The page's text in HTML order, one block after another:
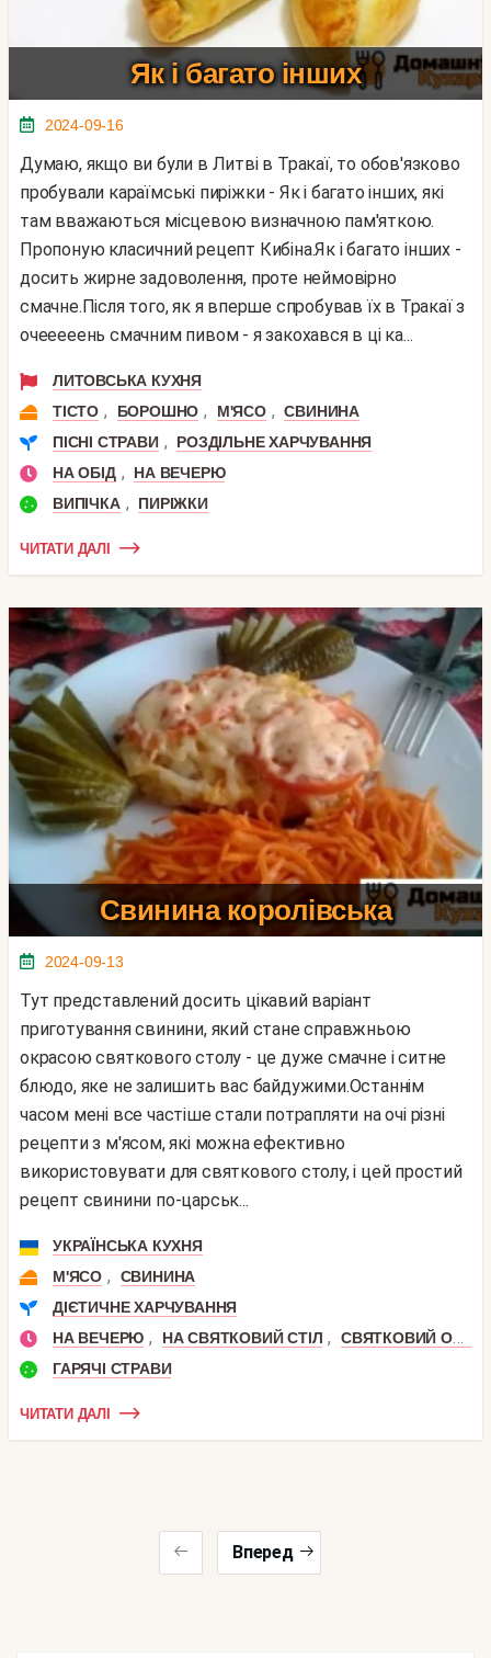
Як і багато інших
2024-09-16
Думаю, якщо ви були в Литві в Тракаї, то обов'язково
пробували караїмські пиріжки - Як і багато інших, які
там вважаються місцевою визначною пам'яткою.
Пропоную класичний рецепт Кибіна.Як і багато інших -
досить жирне задоволення, проте неймовірно
смачне.Після того, як я вперше спробував їх в Тракаї з
очееееень смачним пивом - я закохався в ці ка...
ЛИТОВСЬКА КУХНЯ
ТІСТО , БОРОШНО , М'ЯСО , СВИНИНА
ПІСНІ СТРАВИ ,
РОЗДІЛЬНЕ ХАРЧУВАННЯ
НА ОБІД ,
НА ВЕЧЕРЮ
ВИПІЧКА , ПИРІЖКИ
ЧИТАТИ ДАЛІ
Свинина королівська
2024-09-13
Тут представлений досить цікавий варіант
приготування свинини, який стане справжньою
окрасою святкового столу - це дуже смачне і ситне
блюдо, яке не залишить вас байдужими.Останнім
часом мені все частіше стали потрапляти на очі різні
рецепти з м'ясом, які можна ефективно
використовувати для святкового столу, і цей простий
рецепт свинини по-царськ...
УКРАЇНСЬКА КУХНЯ
М'ЯСО ,
СВИНИНА
ДІЄТИЧНЕ ХАРЧУВАННЯ
НА ВЕЧЕРЮ , НА СВЯТКОВИЙ СТІЛ ,
СВЯТКОВИЙ ОБІД
ГАРЯЧІ СТРАВИ
ЧИТАТИ ДАЛІ
Вперед